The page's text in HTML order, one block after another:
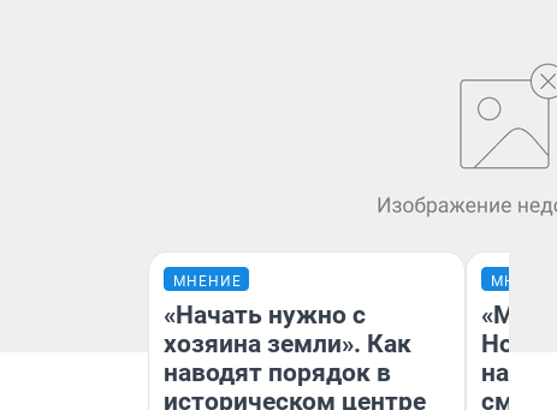
МНЕНИЕ
«Начать нужно с
хозяина земли». Как
наводят порядок в
историческом центре
«Мы